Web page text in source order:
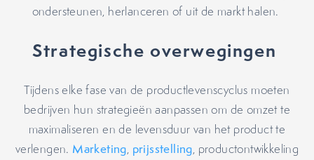
ondersteunen, herlanceren of uit de markt halen.
Strategische overwegingen
Tijdens elke fase van de productlevenscyclus moeten
bedrijven hun strategieën aanpassen om de omzet te
maximaliseren en de levensduur van het product te
verlengen. Marketing, prijsstelling, productontwikkeling